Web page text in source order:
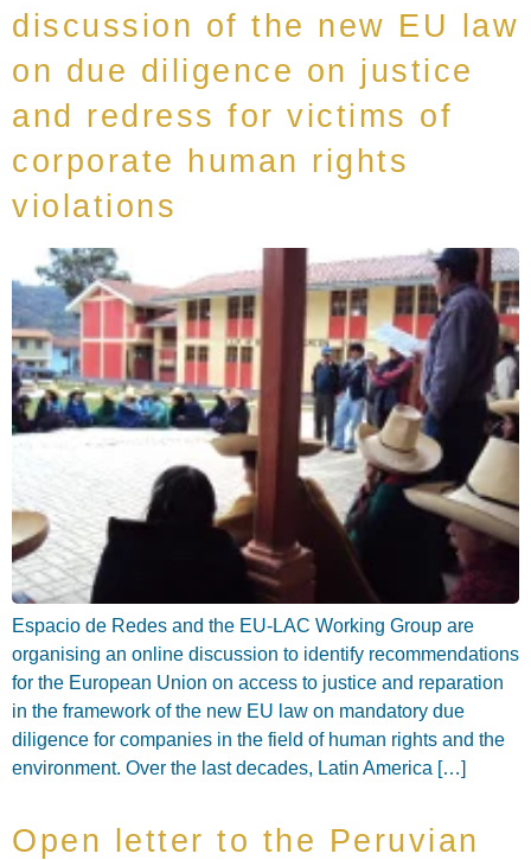
discussion of the new EU law
on due diligence on justice
and redress for victims of
corporate human rights
violations
Espacio de Redes and the EU-LAC Working Group are
organising an online discussion to identify recommendations
for the European Union on access to justice and reparation
in the framework of the new EU law on mandatory due
diligence for companies in the field of human rights and the
environment. Over the last decades, Latin America […]
Open letter to the Peruvian